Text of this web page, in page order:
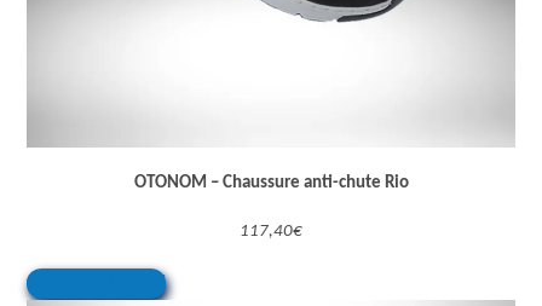
OTONOM – Chaussure anti-chute Rio
117,40€
COMMANDER ICI